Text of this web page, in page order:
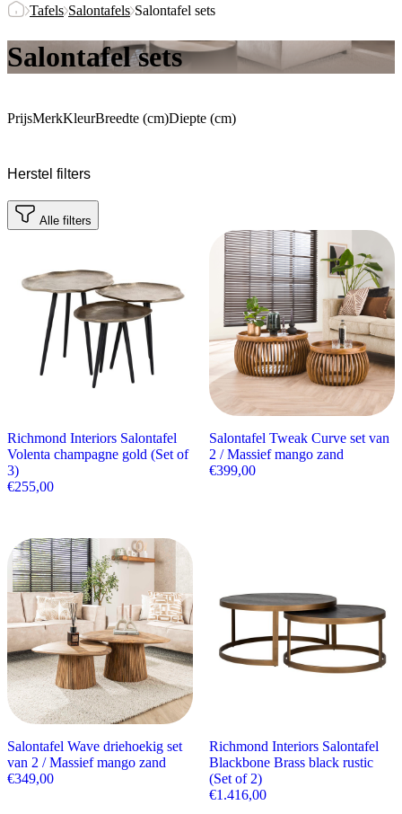
Tafels Salontafels Salontafel sets
Salontafel sets
PrijsMerkKleurBreedte (cm)Diepte (cm)
Herstel filters
Alle filters
Richmond Interiors Salontafel
Volenta champagne gold (Set of
3)
€255,00
Salontafel Tweak Curve set van
2 / Massief mango zand
€399,00
Salontafel Wave driehoekig set
van 2 / Massief mango zand
€349,00
Richmond Interiors Salontafel
Blackbone Brass black rustic
(Set of 2)
€1.416,00